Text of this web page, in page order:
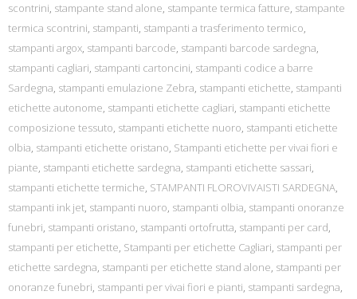
scontrini, stampante stand alone, stampante termica fatture, stampante
termica scontrini, stampanti, stampanti a trasferimento termico,
stampanti argox, stampanti barcode, stampanti barcode sardegna,
stampanti cagliari, stampanti cartoncini, stampanti codice a barre
Sardegna, stampanti emulazione Zebra, stampanti etichette, stampanti
etichette autonome, stampanti etichette cagliari, stampanti etichette
composizione tessuto, stampanti etichette nuoro, stampanti etichette
olbia, stampanti etichette oristano, Stampanti etichette per vivai fiori e
piante, stampanti etichette sardegna, stampanti etichette sassari,
stampanti etichette termiche, STAMPANTI FLOROVIVAISTI SARDEGNA,
stampanti ink jet, stampanti nuoro, stampanti olbia, stampanti onoranze
funebri, stampanti oristano, stampanti ortofrutta, stampanti per card,
stampanti per etichette, Stampanti per etichette Cagliari, stampanti per
etichette sardegna, stampanti per etichette stand alone, stampanti per
onoranze funebri, stampanti per vivai fiori e pianti, stampanti sardegna,